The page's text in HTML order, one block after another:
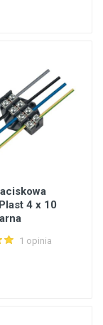
4 x 10
1 opinia